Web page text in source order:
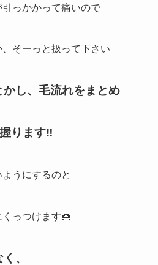
っかかって痛いので
そーっと扱って下さい
かし、毛流れをまとめ
ります‼︎
うにするのと
っつけます🍩
、